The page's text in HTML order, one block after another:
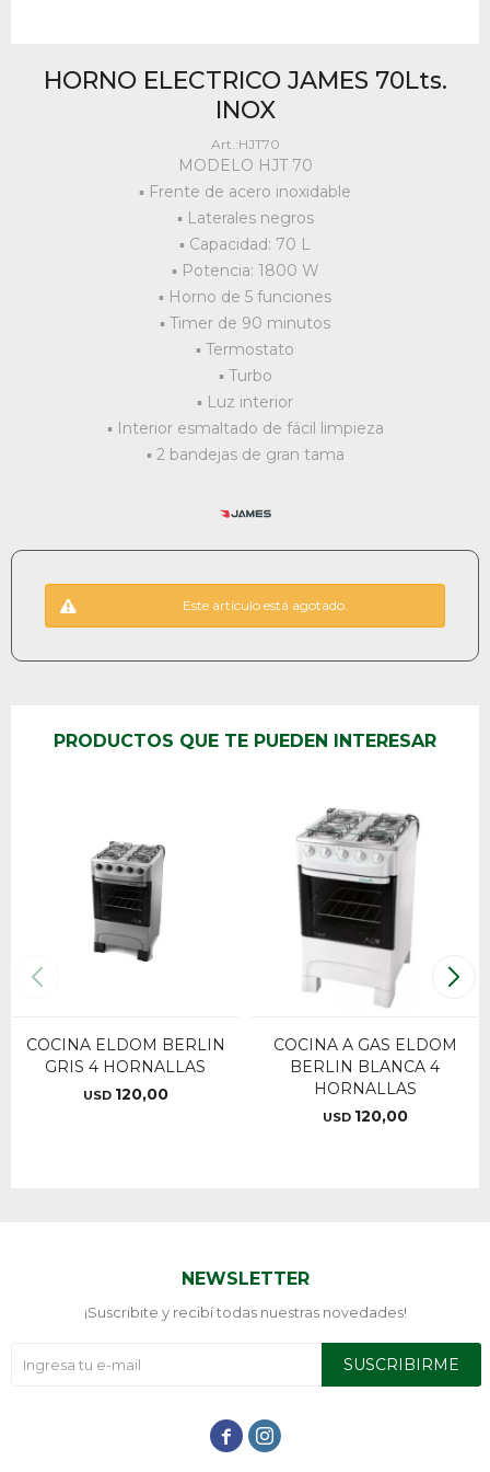
HORNO ELECTRICO JAMES 70Lts.
INOX
HJT70
MODELO HJT 70
▪ Frente de acero inoxidable
▪ Laterales negros
▪ Capacidad: 70 L
▪ Potencia: 1800 W
▪ Horno de 5 funciones
▪ Timer de 90 minutos
▪ Termostato
▪ Turbo
▪ Luz interior
▪ Interior esmaltado de fácil limpieza
▪ 2 bandejas de gran tama
Este artículo está agotado.
PRODUCTOS QUE TE PUEDEN INTERESAR
COCINA ELDOM BERLIN
GRIS 4 HORNALLAS
USD 120,00
COCINA A GAS ELDOM
BERLIN BLANCA 4
HORNALLAS
USD 120,00
NEWSLETTER
¡Suscribite y recibí todas nuestras novedades!
SUSCRIBIRME
 